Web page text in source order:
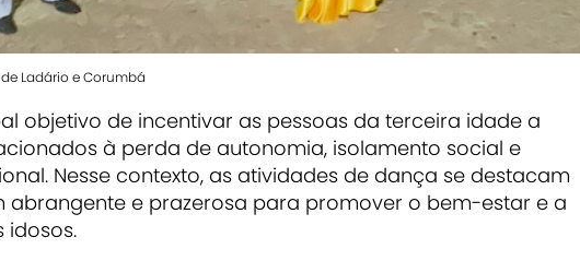
Ladário e Corumbá
objetivo de incentivar as pessoas da terceira idade a
à perda de autonomia, isolamento social e
Nesse contexto, as atividades de dança se destacam
e prazerosa para promover o bem-estar e a
idosos.